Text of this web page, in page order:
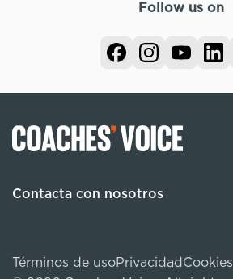
Follow us on
Contacta con nosotros
Términos de usoPrivacidad Cookies